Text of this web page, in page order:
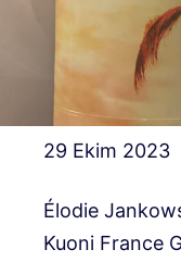
29 Ekim 2023
Élodie
Kuoni France